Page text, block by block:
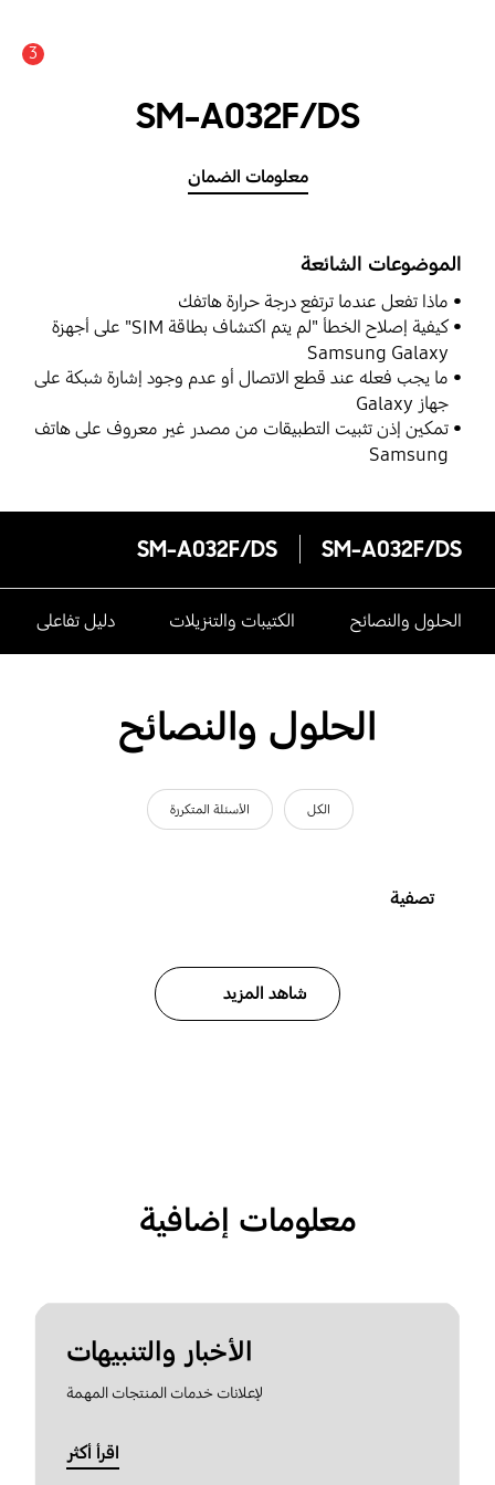
3
SM-A032F/DS
معلومات الضمان
الموضوعات الشائعة
ماذا تفعل عندما ترتفع درجة حرارة هاتفك
كيفية إصلاح الخطأ "لم يتم اكتشاف بطاقة SIM" على أجهزة
Samsung Galaxy
ما يجب فعله عند قطع الاتصال أو عدم وجود إشارة شبكة على
جهاز Galaxy
تمكين إذن تثبيت التطبيقات من مصدر غير معروف على هاتف
Samsung
SM-A032F/DS
SM-A032F/DS
الحلول والنصائح الكتيبات والتنزيلات دليل تفاعلى
الحلول والنصائح
الكل الأسئلة المتكررة
تصفية
شاهد المزيد
معلومات إضافية
الأخبار والتنبيهات
لإعلانات خدمات المنتجات المهمة
اقرأ أكثر